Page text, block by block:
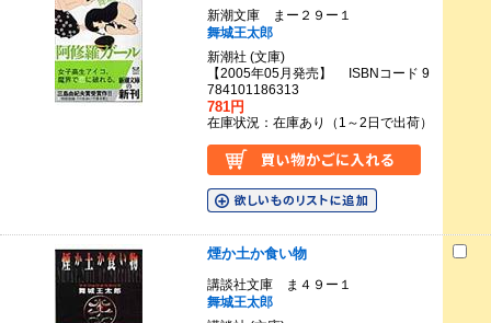
新潮文庫 まー２９ー１
舞城王太郎
新潮社 (文庫)
【2005年05月発売】 ISBNコード 9
784101186313
781円
在庫状況：在庫あり（1～2日で出荷）
煙か土か食い物
講談社文庫 ま４９ー１
舞城王太郎